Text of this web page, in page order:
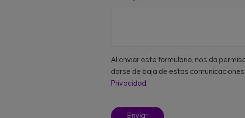
Al enviar este formulario, nos da
darse de baja de estas
Privacidad.